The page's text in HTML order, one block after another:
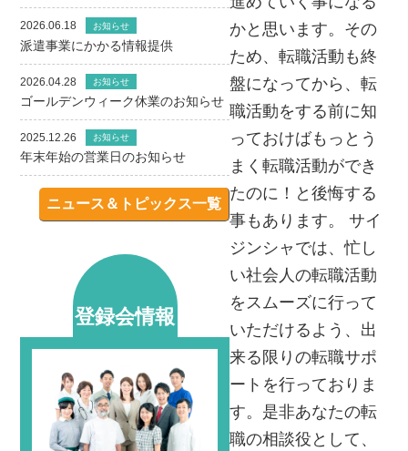
かと思います。その
ため、転職活動も終
盤になってから、転
職活動をする前に知
っておけばもっとう
まく転職活動ができ
たのに！と後悔する
事もあります。 サイ
ジンシャでは、忙し
い社会人の転職活動
をスムーズに行って
いただけるよう、出
来る限りの転職サポ
ートを行っておりま
す。是非あなたの転
職の相談役として、
2026.06.18 お知らせ
派遣事業にかかる情報提供
2026.04.28 お知らせ
ゴールデンウィーク休業のお知らせ
2025.12.26 お知らせ
年末年始の営業日のお知らせ
ニュース＆トピックス一覧
登録会情報